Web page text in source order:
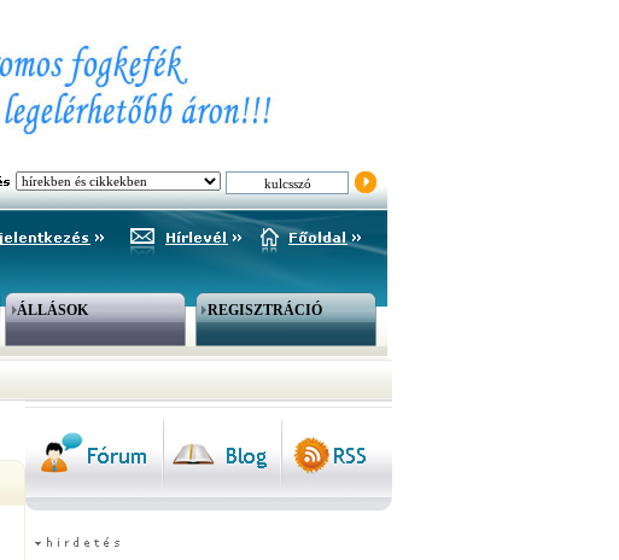
ÁLLÁSOK REGISZTRÁCIÓ